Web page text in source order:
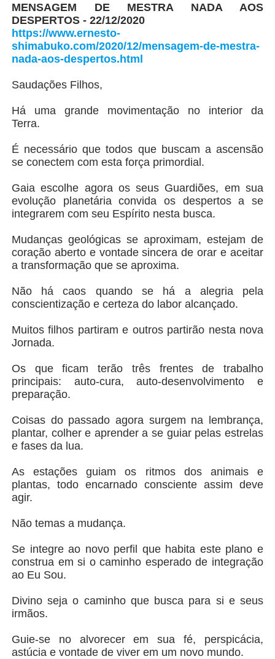
MENSAGEM DE MESTRA NADA AOS
DESPERTOS - 22/12/2020
https://www.ernesto-
shimabuko.com/2020/12/mensagem-de-mestra-
nada-aos-despertos.html
Saudações Filhos,
Há uma grande movimentação no interior da
Terra.
É necessário que todos que buscam a ascensão
se conectem com esta força primordial.
Gaia escolhe agora os seus Guardiões, em sua
evolução planetária convida os despertos a se
integrarem com seu Espírito nesta busca.
Mudanças geológicas se aproximam, estejam de
coração aberto e vontade sincera de orar e aceitar
a transformação que se aproxima.
Não há caos quando se há a alegria pela
conscientização e certeza do labor alcançado.
Muitos filhos partiram e outros partirão nesta nova
Jornada.
Os que ficam terão três frentes de trabalho
principais: auto-cura, auto-desenvolvimento e
preparação.
Coisas do passado agora surgem na lembrança,
plantar, colher e aprender a se guiar pelas estrelas
e fases da lua.
As estações guiam os ritmos dos animais e
plantas, todo encarnado consciente assim deve
agir.
Não temas a mudança.
Se integre ao novo perfil que habita este plano e
construa em si o caminho esperado de integração
ao Eu Sou.
Divino seja o caminho que busca para si e seus
irmãos.
Guie-se no alvorecer em sua fé, perspicácia,
astúcia e vontade de viver em um novo mundo.